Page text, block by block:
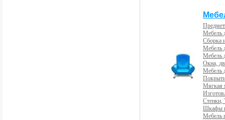
Мебель
Сборка
Мебель
Мебель
Окна,
Мебель
Мягкая
Стенки,
Шкафы
Мебель